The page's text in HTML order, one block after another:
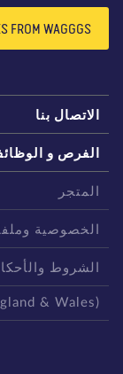
FROM WAGGGS
بنا
و الوظائف
وملفات
والأحكام
&